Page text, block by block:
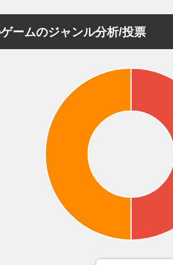
ームのジャンル分析/投票